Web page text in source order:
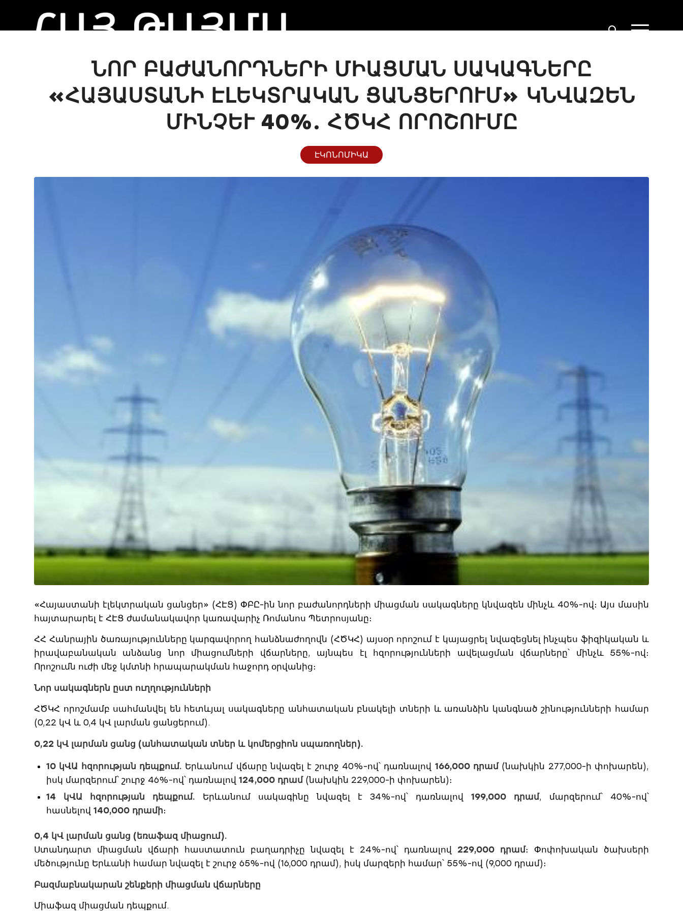
ՆՈՐ ԲԱԺԱՆՈՐԴՆԵՐԻ ՄԻԱՑՄԱՆ ՍԱԿԱԳՆԵՐԸ
«ՀԱՅԱՍՏԱՆԻ ԷԼԵԿՏՐԱԿԱՆ ՑԱՆՑԵՐՈՒՄ» ԿՆՎԱԶԵՆ
ՄԻՆՉԵՒ 40%. ՀԾԿՀ ՈՐՈՇՈՒՄԸ
ԷԿՈՆՈՄԻԿԱ
«Հայաստանի էլեկտրական ցանցեր» (ՀԷՑ) ՓԲԸ-ին նոր բաժանորդների միացման սակագները կնվազեն մինչև 40%-ով։ Այս մասին
հայտարարել է ՀԷՑ ժամանակավոր կառավարիչ Ռոմանոս Պետրոսյանը։
ՀՀ Հանրային ծառայությունները կարգավորող հանձնաժողովն (ՀԾԿՀ) այսօր որոշում է կայացրել նվազեցնել ինչպես ֆիզիկական և
իրավաբանական անձանց նոր միացումների վճարները, այնպես էլ հզորությունների ավելացման վճարները՝ մինչև 55%-ով։
Որոշումն ուժի մեջ կմտնի հրապարակման հաջորդ օրվանից։
Նոր սակագներն ըստ ուղղությունների
ՀԾԿՀ որոշմամբ սահմանվել են հետևյալ սակագները անհատական բնակելի տների և առանձին կանգնած շինությունների համար
(0,22 կՎ և 0,4 կՎ լարման ցանցերում).
0,22 կՎ լարման ցանց (անհատական տներ և կոմերցիոն սպառողներ).
10 կՎԱ հզորության դեպքում. Երևանում վճարը նվազել է շուրջ 40%-ով՝ դառնալով 166,000 դրամ(նախկին 277,000-ի փոխարեն),
իսկ մարզերում՝ շուրջ 46%-ով՝ դառնալով 124,000 դրամ(նախկին 229,000-ի փոխարեն)։
14 կՎԱ հզորության դեպքում. Երևանում սակագինը նվազել է 34%-ով՝ դառնալով 199,000 դրամ, մարզերում՝ 40%-ով՝
հասնելով 140,000 դրամի։
0,4 կՎ լարման ցանց (եռաֆազ միացում).
Ստանդարտ միացման վճարի հաստատուն բաղադրիչը նվազել է 24%-ով՝ դառնալով 229,000 դրամ։ Փոփոխական ծախսերի
մեծությունը Երևանի համար նվազել է շուրջ 65%-ով (16,000 դրամ), իսկ մարզերի համար՝ 55%-ով (9,000 դրամ)։
Բազմաբնակարան շենքերի միացման վճարները
Միաֆազ միացման դեպքում.